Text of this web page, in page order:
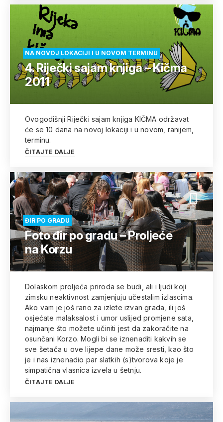
NA NOVOJ LOKACIJI I U NOVOM TERMINU
4. Riječki sajam knjiga – Kičma
2011
Ovogodišnji Riječki sajam knjiga KIČMA održavat
će se 10 dana na novoj lokaciji i u novom, ranijem,
terminu.
ČITAJTE DALJE
ĐIR PO GRADU
Foto đir po gradu – Proljeće
na Korzu
Dolaskom proljeća priroda se budi, ali i ljudi koji
zimsku neaktivnost zamjenjuju učestalim izlascima.
Ako vam je još rano za izlete izvan grada, ili još
osjećate malaksalost i umor uslijed promjene sata,
najmanje što možete učiniti jest da zakoračite na
osunčani Korzo. Mogli bi se iznenaditi kakvih se
sve šetača u ove lijepe dane može sresti, kao što
je i nas iznenadio par slatkih (s)tvorova koje je
simpatična vlasnica izvela u šetnju.
ČITAJTE DALJE